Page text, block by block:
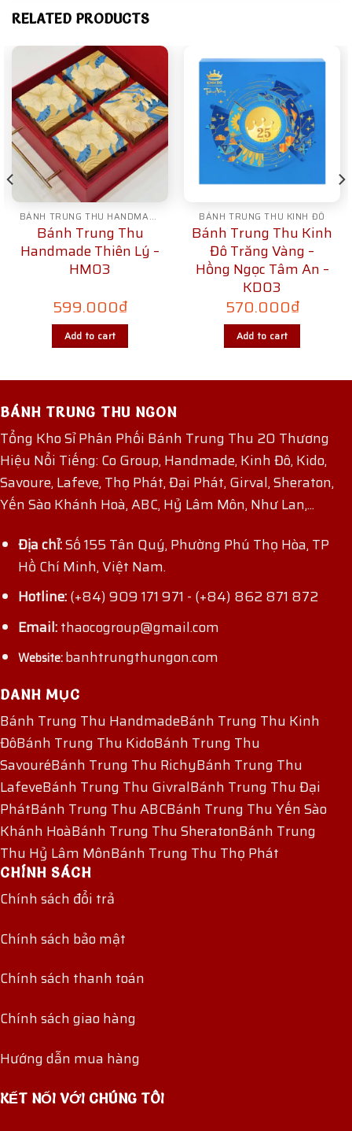
RELATED PRODUCTS
BÁNH TRUNG THU HANDMADE
Bánh Trung Thu
Handmade Thiên Lý –
HM03
599.000₫
Add to cart
BÁNH TRUNG THU KINH ĐÔ
Bánh Trung Thu Kinh
Đô Trăng Vàng –
Hồng Ngọc Tâm An –
KD03
570.000₫
Add to cart
BÁNH TRUNG THU NGON
Tổng Kho Sỉ Phân Phối Bánh Trung Thu 20 Thương
Hiệu Nổi Tiếng: Co Group, Handmade, Kinh Đô, Kido,
Savoure, Lafeve, Thọ Phát, Đại Phát, Girval, Sheraton,
Yến Sào Khánh Hoà, ABC, Hỷ Lâm Môn, Như Lan,...
Địa chỉ:Số 155 Tân Quý, Phường Phú Thọ Hòa, TP
Hồ Chí Minh, Việt Nam.
Hotline:(+84) 909 171 971 - (+84) 862 871 872
Email:thaocogroup@gmail.com
Website:banhtrungthungon.com
DANH MỤC
Bánh Trung Thu HandmadeBánh Trung Thu Kinh
ĐôBánh Trung Thu KidoBánh Trung Thu
SavouréBánh Trung Thu RichyBánh Trung Thu
LafeveBánh Trung Thu GivralBánh Trung Thu Đại
PhátBánh Trung Thu ABCBánh Trung Thu Yến Sào
Khánh HoàBánh Trung Thu SheratonBánh Trung
Thu Hỷ Lâm MônBánh Trung Thu Thọ Phát
CHÍNH SÁCH
Chính sách đổi trả
Chính sách bảo mật
Chính sách thanh toán
Chính sách giao hàng
Hướng dẫn mua hàng
KẾT NỐI VỚI CHÚNG TÔI